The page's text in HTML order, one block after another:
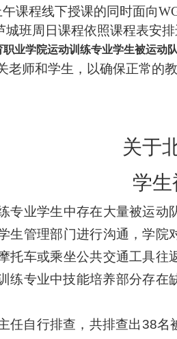
课程线下授课的同时面向
城班周日课程依照课程表安
职业学院运动训练专业学生被运动
老师和学生，以确保正常的
关于
学
专业学生中存在大量被运
生管理部门进行沟通，学
托车或乘坐公共交通工具
练专业中技能培养部分存
任自行排查，共排查出38名